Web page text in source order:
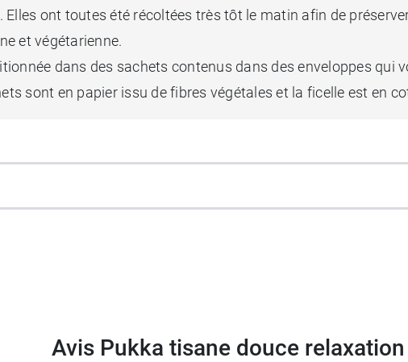
. Elles ont toutes été récoltées très tôt le matin afin de
et végétarienne.
dans des sachets contenus dans des enveloppes qui
sont en papier issu de fibres végétales et la ficelle est en
latisane Nuit enchantéeassociant camomille, vanille et miel
Avis Pukka tisane douce